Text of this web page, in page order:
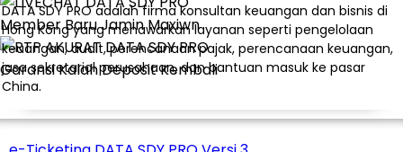
Member Baru Jamin Maxiwn
Garansi Kalah Deposit Kembali
DATA SDY PRO adalah firma konsultan keuangan dan bisnis di
Hong Kong yang menawarkan layanan seperti pengelolaan
keuangan, audit, perencanaan pajak, perencanaan keuangan,
jasa sekretarial perusahaan, dan bantuan masuk ke pasar
China.